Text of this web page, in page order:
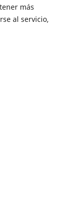
más
al servicio,